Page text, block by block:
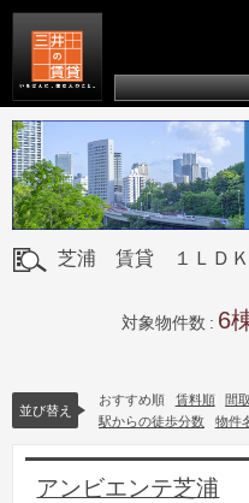
芝浦 賃貸 １ＬＤＫ
対象物件数 6
並び替え
おすすめ順 賃料順 間
駅からの徒歩分数
物件
アンビエンテ芝浦